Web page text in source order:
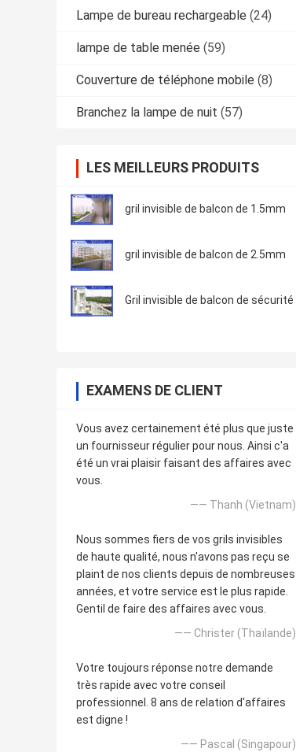
Lampe de bureau rechargeable (24)
lampe de table menée (59)
Couverture de téléphone mobile (8)
Branchez la lampe de nuit (57)
LES MEILLEURS PRODUITS
gril invisible de balcon de 1.5mm
gril invisible de balcon de 2.5mm
Gril invisible de balcon de sécurité
EXAMENS DE CLIENT
Vous avez certainement été plus que juste
un fournisseur régulier pour nous. Ainsi c'a
été un vrai plaisir faisant des affaires avec
vous.
—— Thanh (Vietnam)
Nous sommes fiers de vos grils invisibles
de haute qualité, nous n'avons pas reçu se
plaint de nos clients depuis de nombreuses
années, et votre service est le plus rapide.
Gentil de faire des affaires avec vous.
—— Christer (Thaïlande)
Votre toujours réponse notre demande
très rapide avec votre conseil
professionnel. 8 ans de relation d'affaires
est digne !
—— Pascal (Singapour)